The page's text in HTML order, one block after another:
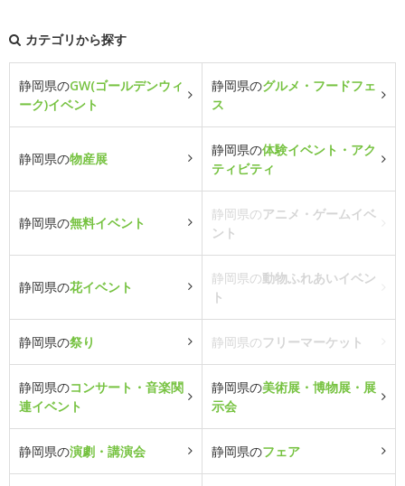
カテゴリから探す
静岡県のGW(ゴールデンウィ
ーク)イベント
静岡県のグルメ・フードフェ
ス
静岡県の物産展
静岡県の体験イベント・アク
ティビティ
静岡県の無料イベント
静岡県のアニメ・ゲームイベ
ント
静岡県の花イベント
静岡県の動物ふれあいイベン
ト
静岡県の祭り 静岡県のフリーマーケット
静岡県のコンサート・音楽関
連イベント
静岡県の美術展・博物展・展
示会
静岡県の演劇・講演会 静岡県のフェア